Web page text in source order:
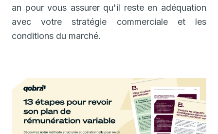
an pour vous assurer qu'il reste en adéquation
avec votre stratégie commerciale et les
conditions du marché.